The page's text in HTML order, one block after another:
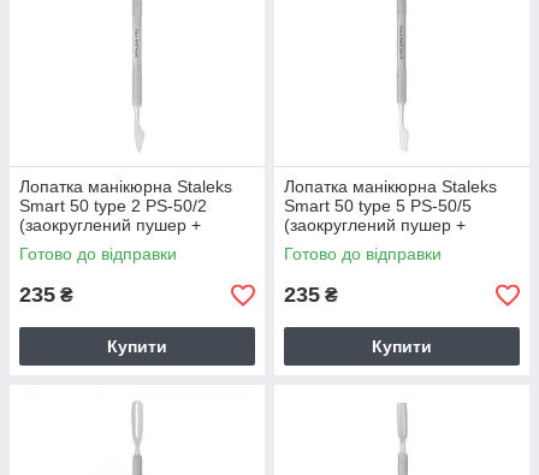
Лопатка манікюрна Staleks
Smart 50 type 2 PS-50/2
(заокруглений пушер +
топірець PE-10/2)
Готово до відправки
235 ₴
Купити
Лопатка манікюрна Staleks
Smart 50 type 5 PS-50/5
(заокруглений пушер +
топірець PE-10/5)
Готово до відправки
235 ₴
Купити